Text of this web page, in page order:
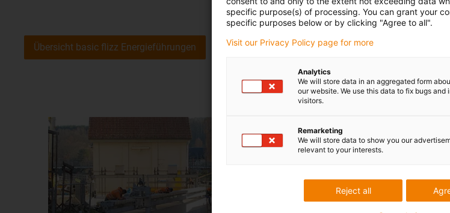
Übersicht basic flizz Energieführungen
specific purpose(s) of processing. You can grant your
specific purposes below or by clicking "Agree to all".
Visit our Privacy Policy page for more
Analytics
We will store data in an aggregated form
our website. We use this data to fix bugs
visitors.
Remarketing
We will store data to show you our
relevant to your interests.
Reject all